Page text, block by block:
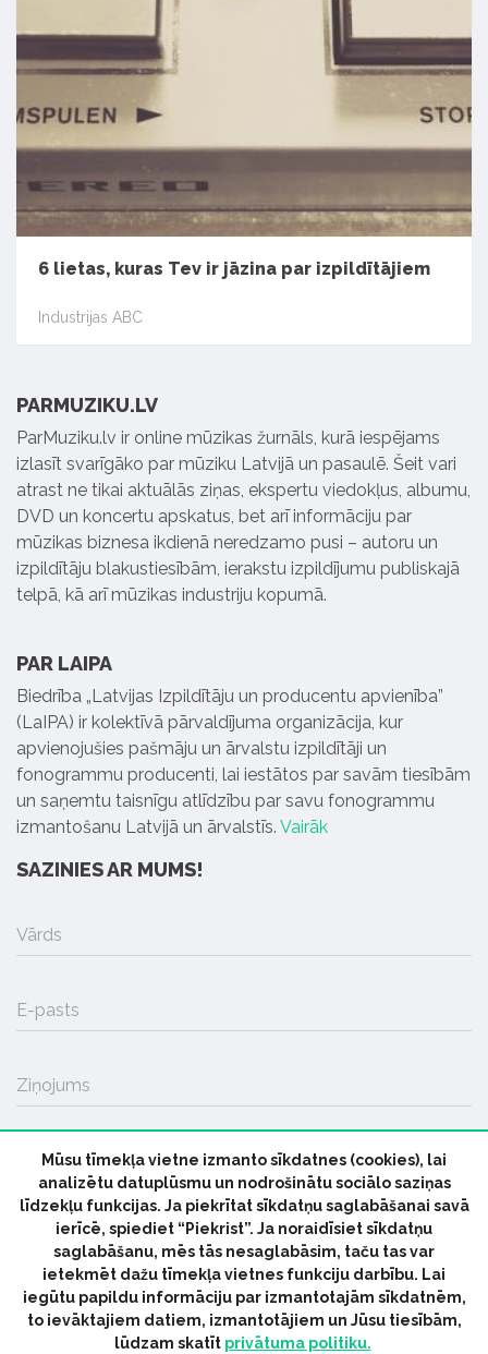
6 lietas, kuras Tev ir jāzina par izpildītājiem
Industrijas ABC
PARMUZIKU.LV
ParMuziku.lv ir online mūzikas žurnāls, kurā iespējams
izlasīt svarīgāko par mūziku Latvijā un pasaulē. Šeit vari
atrast ne tikai aktuālās ziņas, ekspertu viedokļus, albumu,
DVD un koncertu apskatus, bet arī informāciju par
mūzikas biznesa ikdienā neredzamo pusi – autoru un
izpildītāju blakustiesībām, ierakstu izpildījumu publiskajā
telpā, kā arī mūzikas industriju kopumā.
PAR LAIPA
Biedrība „Latvijas Izpildītāju un producentu apvienība”
(LaIPA) ir kolektīvā pārvaldījuma organizācija, kur
apvienojušies pašmāju un ārvalstu izpildītāji un
fonogrammu producenti, lai iestātos par savām tiesībām
un saņemtu taisnīgu atlīdzību par savu fonogrammu
izmantošanu Latvijā un ārvalstīs. Vairāk
SAZINIES AR MUMS!
Vārds
E-pasts
Ziņojums
SŪTĪT
© 2026 parmuziku.lv, visas tiesības paturētas
ParMuziku.lv Mūzikas Ziņas Industrijas Ziņas
Mūsu tīmekļa vietne izmanto sīkdatnes (cookies), lai
analizētu datuplūsmu un nodrošinātu sociālo saziņas
līdzekļu funkcijas. Ja piekrītat sīkdatņu saglabāšanai savā
ierīcē, spiediet “Piekrist”. Ja noraidīsiet sīkdatņu
saglabāšanu, mēs tās nesaglabāsim, taču tas var
ietekmēt dažu tīmekļa vietnes funkciju darbību. Lai
iegūtu papildu informāciju par izmantotajām sīkdatnēm,
to ievāktajiem datiem, izmantotājiem un Jūsu tiesībām,
lūdzam skatīt privātuma politiku.